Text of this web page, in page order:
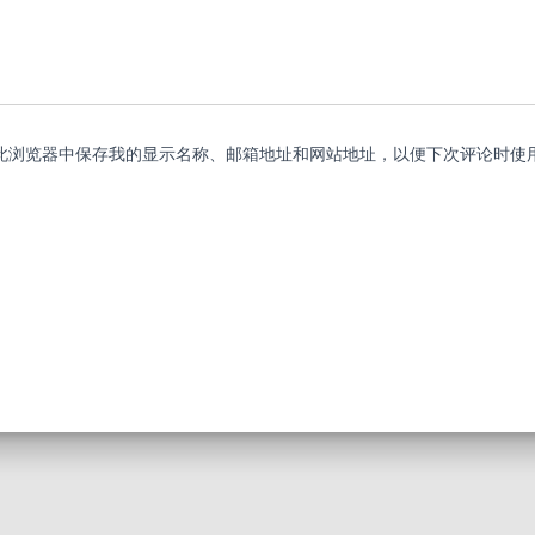
浏览器中保存我的显示名称、邮箱地址和网站地址，以便下次评论时使